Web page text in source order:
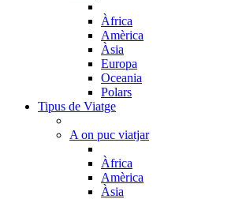
Àfrica
Amèrica
Àsia
Europa
Oceania
Polars
Tipus de Viatge
A on puc viatjar
Àfrica
Amèrica
Àsia